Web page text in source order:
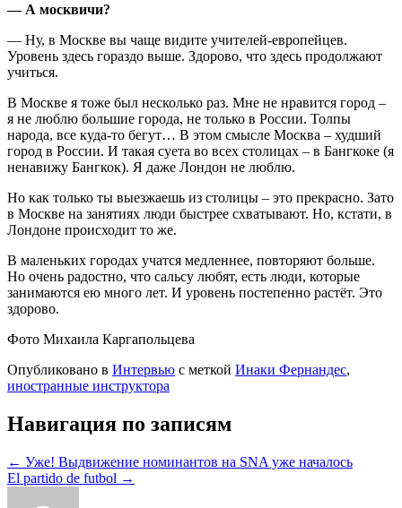
— А москвичи?
— Ну, в Москве вы чаще видите учителей-европейцев.
Уровень здесь гораздо выше. Здорово, что здесь продолжают
учиться.
В Москве я тоже был несколько раз. Мне не нравится город –
я не люблю большие города, не только в России. Толпы
народа, все куда-то бегут… В этом смысле Москва – худший
город в России. И такая суета во всех столицах – в Бангкоке (я
ненавижу Бангкок). Я даже Лондон не люблю.
Но как только ты выезжаешь из столицы – это прекрасно. Зато
в Москве на занятиях люди быстрее схватывают. Но, кстати, в
Лондоне происходит то же.
В маленьких городах учатся медленнее, повторяют больше.
Но очень радостно, что сальсу любят, есть люди, которые
занимаются ею много лет. И уровень постепенно растёт. Это
здорово.
Фото Михаила Каргапольцева
Опубликовано в Интервью с меткой Инаки Фернандес,
иностранные инструктора
Навигация по записям
← Уже! Выдвижение номинантов на SNA уже началось
El partido de futbol →